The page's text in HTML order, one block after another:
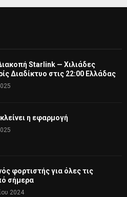
Starlink — Χιλιάδες
Διαδίκτυο στις 22:00 Ελλάδας
η εφαρμογή
φορτιστής για όλες τις
σήμερα
2024